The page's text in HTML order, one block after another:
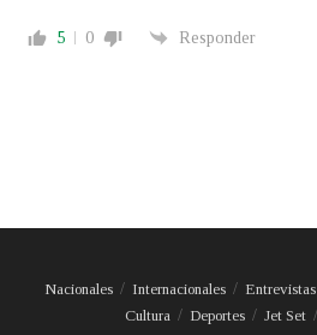
5 0 Responder
Nacionales Internacionales Entrevistas
Cultura
Deportes Jet Set